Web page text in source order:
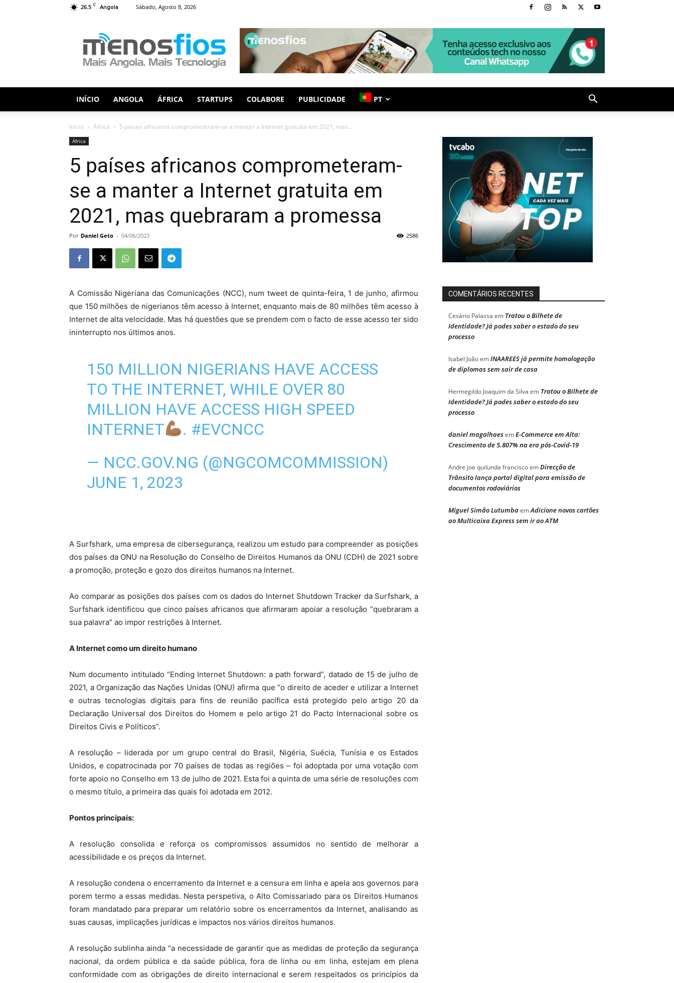
26.5 C Angola Sábado, Agosto 8, 2026
Fios
INÍCIO ANGOLA ÁFRICA STARTUPS COLABORE PUBLICIDADE PT
Início África 5 países africanos comprometeram-se a manter a Internet gratuita em 2021, mas...
África
5 países africanos comprometeram-
se a manter a Internet gratuita em
2021, mas quebraram a promessa
Por Daniel Geto - 04/06/2023 2586
A Comissão Nigeriana das Comunicações (NCC), num tweet de quinta-feira, 1 de junho, afirmou
que 150 milhões de nigerianos têm acesso à Internet, enquanto mais de 80 milhões têm acesso à
Internet de alta velocidade. Mas há questões que se prendem com o facto de esse acesso ter sido
ininterrupto nos últimos anos.
150 MILLION NIGERIANS HAVE ACCESS
TO THE INTERNET, WHILE OVER 80
MILLION HAVE ACCESS HIGH SPEED
INTERNET
. #EVCNCC
— NCC.GOV.NG (@NGCOMCOMMISSION)
JUNE 1, 2023
A Surfshark, uma empresa de cibersegurança, realizou um estudo para compreender as posições
dos países da ONU na Resolução do Conselho de Direitos Humanos da ONU (CDH) de 2021 sobre
a promoção, proteção e gozo dos direitos humanos na Internet.
Ao comparar as posições dos países com os dados do Internet Shutdown Tracker da Surfshark, a
Surfshark identificou que cinco países africanos que afirmaram apoiar a resolução “quebraram a
sua palavra” ao impor restrições à Internet.
A Internet como um direito humano
Num documento intitulado “Ending Internet Shutdown: a path forward”, datado de 15 de julho de
2021, a Organização das Nações Unidas (ONU) afirma que “o direito de aceder e utilizar a Internet
e outras tecnologias digitais para fins de reunião pacífica está protegido pelo artigo 20 da
Declaração Universal dos Direitos do Homem e pelo artigo 21 do Pacto Internacional sobre os
Direitos Civis e Políticos”.
A resolução – liderada por um grupo central do Brasil, Nigéria, Suécia, Tunísia e os Estados
Unidos, e copatrocinada por 70 países de todas as regiões – foi adoptada por uma votação com
forte apoio no Conselho em 13 de julho de 2021. Esta foi a quinta de uma série de resoluções com
o mesmo título, a primeira das quais foi adotada em 2012.
Pontos principais:
A resolução consolida e reforça os compromissos assumidos no sentido de melhorar a
acessibilidade e os preços da Internet.
A resolução condena o encerramento da Internet e a censura em linha e apela aos governos para
porem termo a essas medidas. Nesta perspetiva, o Alto Comissariado para os Direitos Humanos
foram mandatado para preparar um relatório sobre os encerramentos da Internet, analisando as
suas causas, implicações jurídicas e impactos nos vários direitos humanos.
A resolução sublinha ainda “a necessidade de garantir que as medidas de proteção da segurança
nacional, da ordem pública e da saúde pública, fora de linha ou em linha, estejam em plena
conformidade com as obrigações de direito internacional e serem respeitados os princípios da
COMENTÁRIOS RECENTES
Cesário Palassa em Tratou o Bilhete de
Identidade? Já podes saber o estado do seu
processo
Isabel JoãoemINAAREES já permite homologação
de diplomas sem sair de casa
Hermegildo Joaquim da Silva em Tratou o Bilhete de
Identidade? Já podes saber o estado do seu
processo
daniel magalhaesemE-Commerce em Alta:
Crescimento de 5.807% na era pós-Covid-19
Andre joe quilunda franciscoemDirecção de
Trânsito lança portal digital para emissão de
documentos rodoviários
Miguel Simão LutumbaemAdicione novos cartões
ao Multicaixa Express sem ir ao ATM